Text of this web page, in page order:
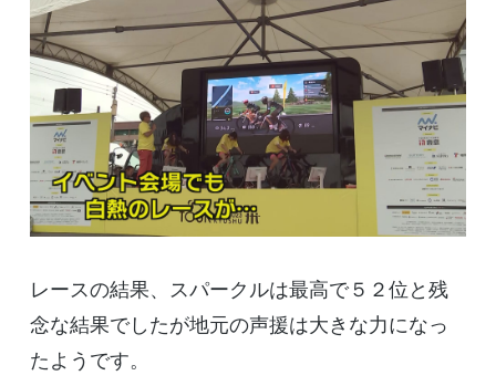
レースの結果、スパークルは最高で５２位と残
念な結果でしたが地元の声援は大きな力になっ
たようです。